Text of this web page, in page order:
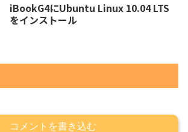
iBookG4にUbuntu Linux 10.04 LTS
をインストール
コメントを書き込む